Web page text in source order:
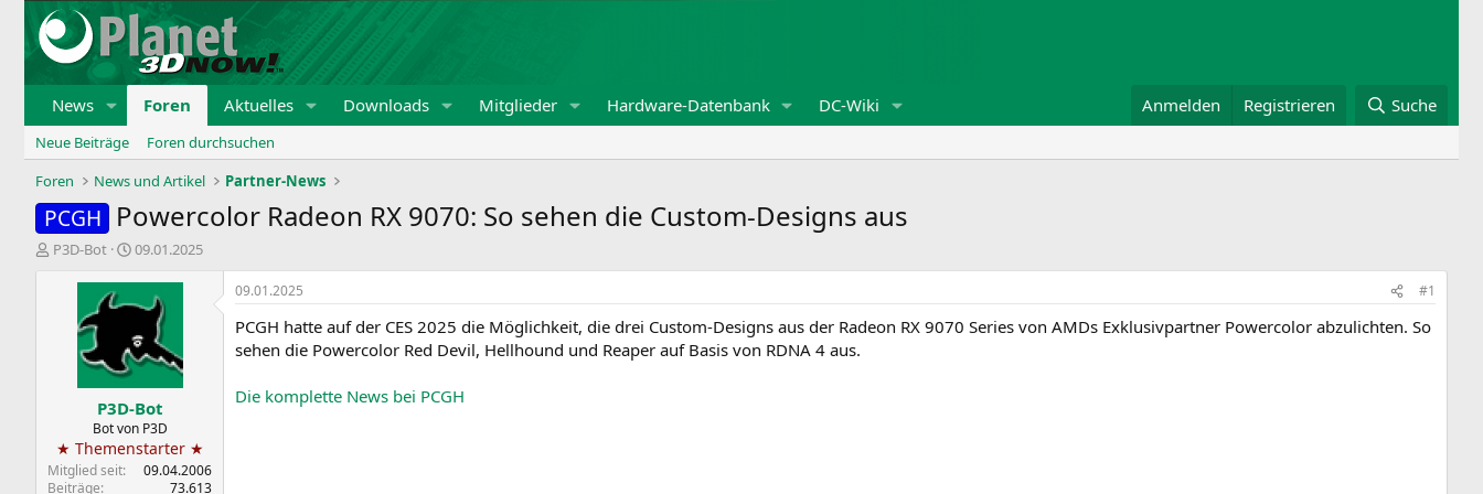
News Foren Aktuelles Downloads Mitglieder Hardware-Datenbank DC-Wiki Anmelden Registrieren Suche
Neue Beiträge
Foren durchsuchen
Foren
News und Artikel Partner-News
PCGH Powercolor Radeon RX 9070: So sehen die Custom-Designs aus
E
P3D-Bot
E
s
t
l
l
t
a
m
09.01.2025
P3D-Bot
Bot von P3D
★ Themenstarter ★
Mitglied seit
09.04.2006
Beiträge
73.613
09.01.2025 #1
PCGH hatte auf der CES 2025 die Möglichkeit, die drei Custom-Designs aus der Radeon RX 9070 Series von AMDs Exklusivpartner Powercolor abzulichten. So
sehen die Powercolor Red Devil, Hellhound und Reaper auf Basis von RDNA 4 aus.
Die komplette News bei PCGH